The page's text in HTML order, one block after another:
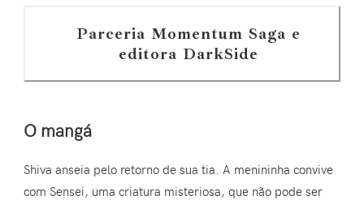
Parceria Momentum Saga e
editora DarkSide
O mangá
Shiva anseia pelo retorno de sua tia. A menininha convive
com Sensei, uma criatura misteriosa, que não pode ser